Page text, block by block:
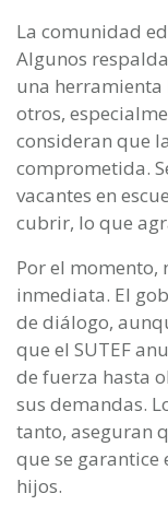
La comunidad
Algunos
una
otros,
consideran que
comprometida.
vacantes en
cubrir, lo que
Por el momento,
inmediata. El
de diálogo,
que el SUTEF
de fuerza hasta
sus demandas.
tanto, aseguran
que se garantice
hijos.